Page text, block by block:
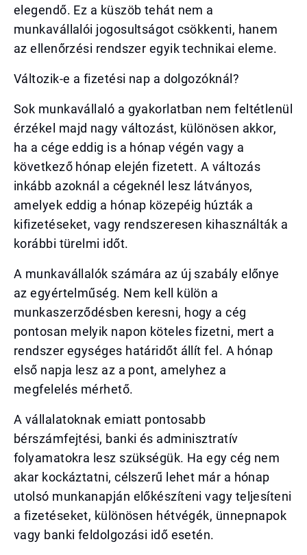
elegendő. Ez a küszöb tehát nem a
munkavállalói jogosultságot csökkenti, hanem
az ellenőrzési rendszer egyik technikai eleme.
Változik-e a fizetési nap a dolgozóknál?
Sok munkavállaló a gyakorlatban nem feltétlenül
érzékel majd nagy változást, különösen akkor,
ha a cége eddig is a hónap végén vagy a
következő hónap elején fizetett. A változás
inkább azoknál a cégeknél lesz látványos,
amelyek eddig a hónap közepéig húzták a
kifizetéseket, vagy rendszeresen kihasználták a
korábbi türelmi időt.
A munkavállalók számára az új szabály előnye
az egyértelműség. Nem kell külön a
munkaszerződésben keresni, hogy a cég
pontosan melyik napon köteles fizetni, mert a
rendszer egységes határidőt állít fel. A hónap
első napja lesz az a pont, amelyhez a
megfelelés mérhető.
A vállalatoknak emiatt pontosabb
bérszámfejtési, banki és adminisztratív
folyamatokra lesz szükségük. Ha egy cég nem
akar kockáztatni, célszerű lehet már a hónap
utolsó munkanapján előkészíteni vagy teljesíteni
a fizetéseket, különösen hétvégék, ünnepnapok
vagy banki feldolgozási idő esetén.